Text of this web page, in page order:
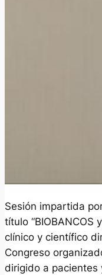
Sesión impartida
título “BIOBANCOS
clínico y científico
Congreso
dirigido a pacientes